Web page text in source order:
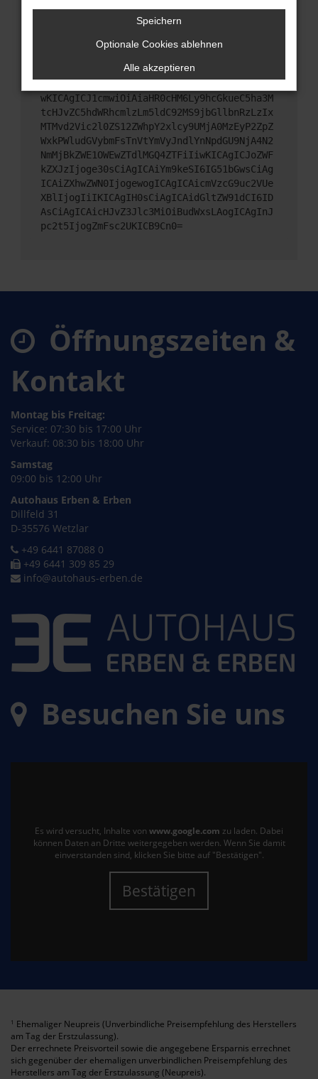
das Problem zu beheben. Du kannst uns diesen
Text schicken, um uns bei der Fehlersuche zu
unterstützen:
ewogICJuYW1lIjogIk5ldHdvcmtFcnJvciIsCiAgI
mNvbmZpZyI6IHsKICAgICJtZXRob2QiOiAiR0VUIi
wKICAgICJ1cmwiOiAiaHR0cHM6Ly9hcGkueC5ha3M
tcHJvZC5hdWRhcmlzLm5ldC92MS9jbGllbnRzLzIx
MTMvd2Vic2l0ZS12ZWhpY2xlcy9UMjA0MzEyP2ZpZ
WxkPWludGVybmFsTnVtYmVyJndlYnNpdGU9NjA4N2
NmMjBkZWE1OWEwZTdlMGQ4ZTFiIiwKICAgICJoZWF
kZXJzIjoge30sCiAgICAiYm9keSI6IG51bGwsCiAg
ICAiZXhwZWN0IjogewogICAgICAicmVzcG9uc2VUe
XBlIjogIiIKICAgIH0sCiAgICAidGltZW91dCI6ID
AsCiAgICAicHJvZ3Jlc3MiOiBudWxsLAogICAgInJ
pc2t5IjogZmFsc2UKICB9Cn0=
Öffnungszeiten &
Kontakt
Montag bis Freitag:
Service: 07:30 bis 17:00 Uhr
Verkauf: 08:30 bis 18:00 Uhr
Samstag
09:00 bis 12:00 Uhr
Autohaus Erben & Erben
Dillfeld 31
D-35576 Wetzlar
+49 6441 87088 0
+49 6441 309 85 29
info@autohaus-erben.de
Besuchen Sie uns
Es wird versucht, Inhalte von www.google.com zu laden. Dabei
können Daten an Dritte weitergegeben werden. Wenn Sie damit
einverstanden sind, klicken Sie bitte auf "Bestätigen".
Bestätigen
1 Ehemaliger Neupreis (Unverbindliche Preisempfehlung des Herstellers
am Tag der Erstzulassung).
Der errechnete Preisvorteil sowie die angegebene Ersparnis errechnet
sich gegenüber der ehemaligen unverbindlichen Preisempfehlung des
Herstellers am Tag der Erstzulassung (Neupreis).
Speichern
Optionale Cookies ablehnen
Alle akzeptieren